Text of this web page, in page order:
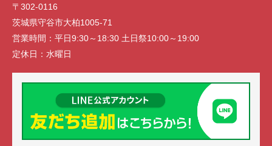
〒302-0116
茨城県守谷市大柏1005-71
営業時間： 平日9:30～18:30 土日祭10:00～19:00
定休日： 水曜日